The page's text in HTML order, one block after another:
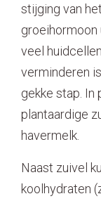
stijging van
groeihormoon
veel
verminderen
gekke stap. In
plantaardige
havermelk.
Naast zuivel
koolhydraten